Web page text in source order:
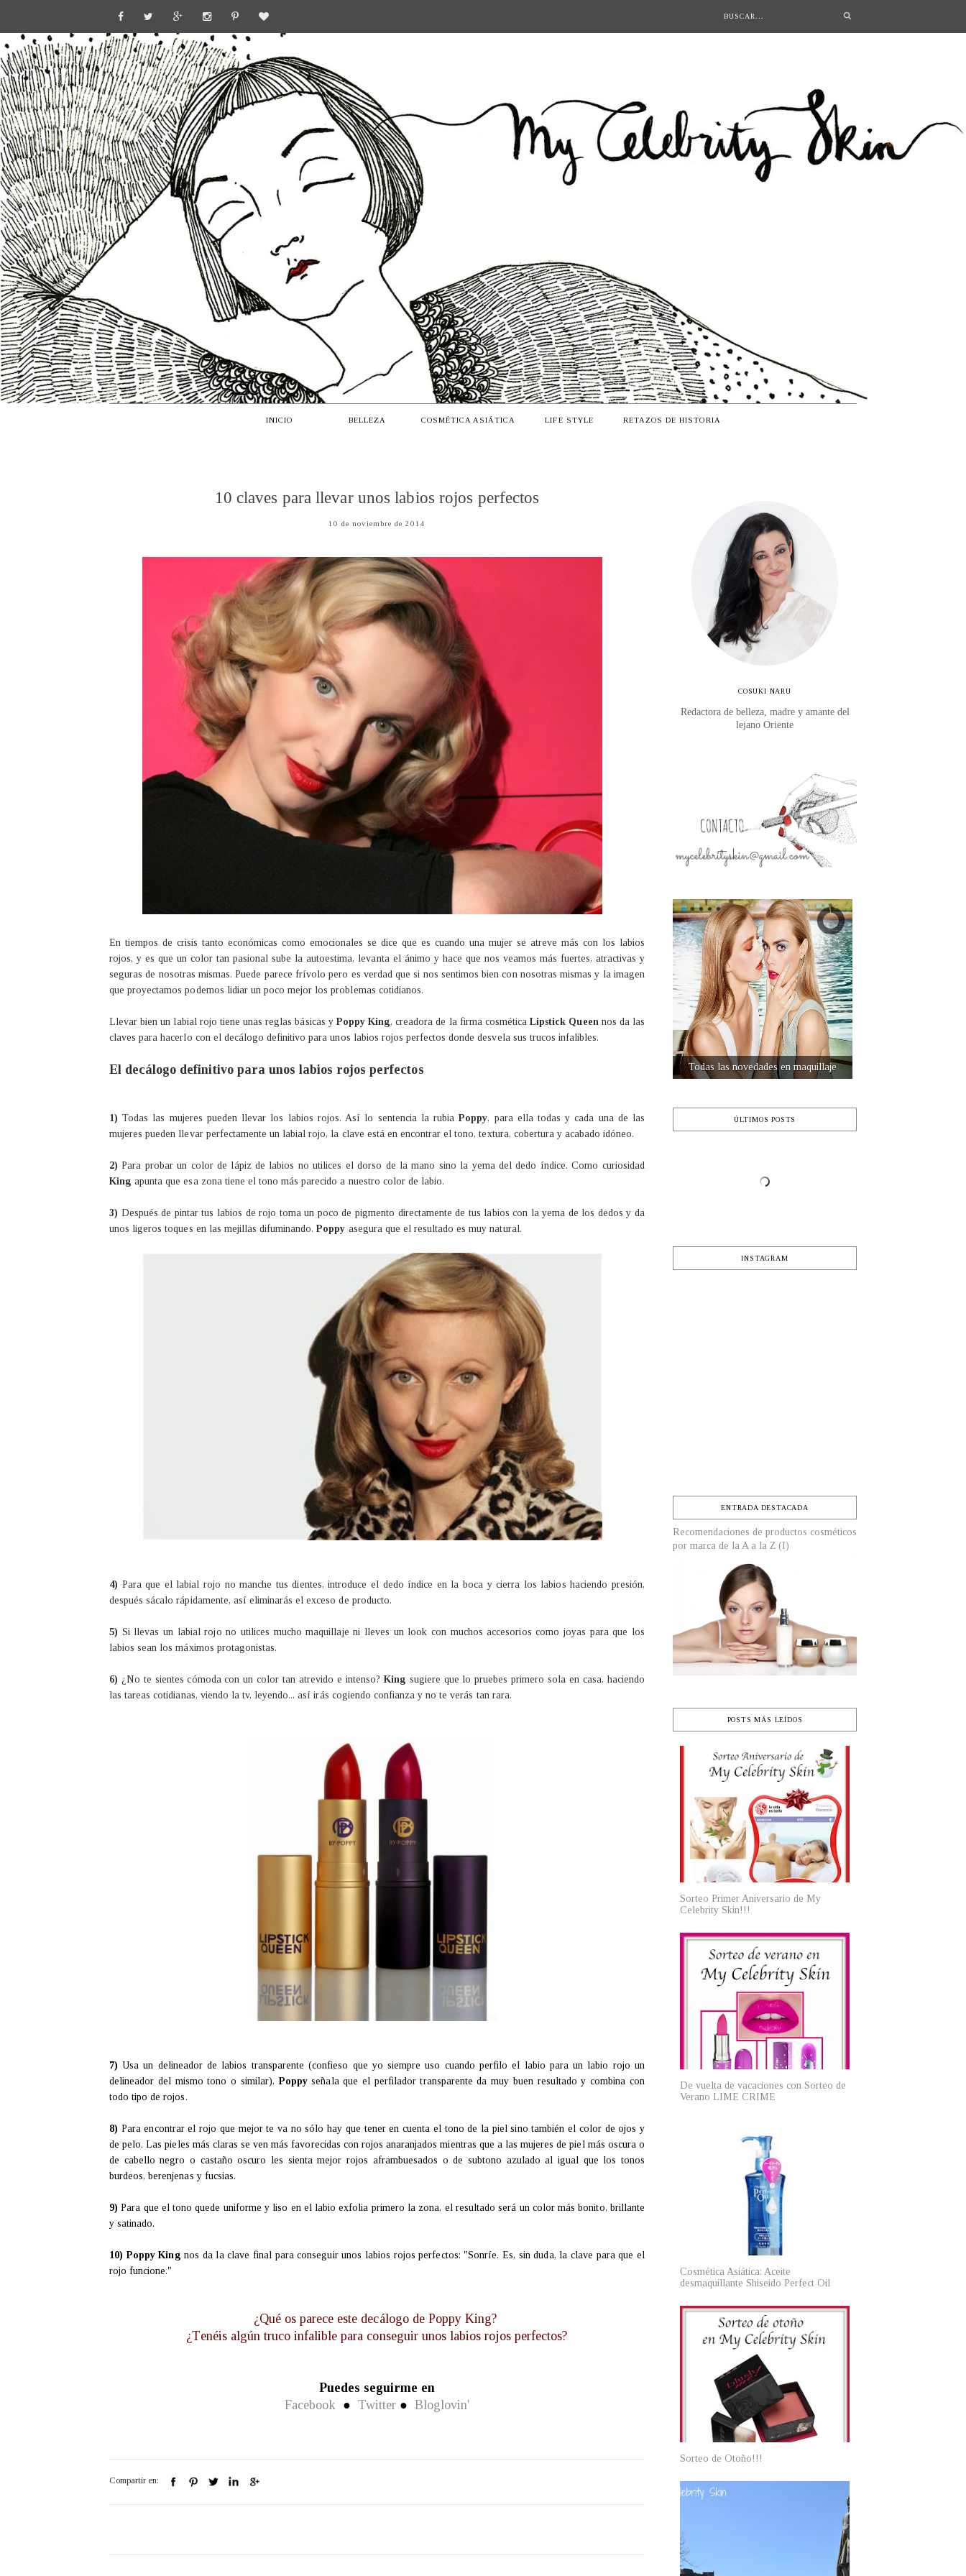
INICIO BELLEZA COSMÉTICA ASIÁTICA LIFE STYLE RETAZOS DE HISTORIA
10 claves para llevar unos labios rojos perfectos
10 de noviembre de 2014
En tiempos de crisis tanto económicas como emocionales se dice que es cuando una mujer se atreve más con los labios
rojos, y es que un color tan pasional sube la autoestima, levanta el ánimo y hace que nos veamos más fuertes, atractivas y
seguras de nosotras mismas. Puede parece frívolo pero es verdad que si nos sentimos bien con nosotras mismas y la imagen
que proyectamos podemos lidiar un poco mejor los problemas cotidianos.
Llevar bien un labial rojo tiene unas reglas básicas y Poppy King, creadora de la firma cosméticaLipstick Queennos da las
claves para hacerlo con el decálogo definitivo para unos labios rojos perfectos donde desvela sus trucos infalibles.
El decálogo definitivo para unos labios rojos perfectos
1) Todas las mujeres pueden llevar los labios rojos. Así lo sentencia la rubiaPoppy, para ella todas y cada una de las
mujeres pueden llevar perfectamente un labial rojo, la clave está en encontrar el tono, textura, cobertura y acabado idóneo.
2) Para probar un color de lápiz de labios no utilices el dorso de la mano sino la yema del dedo índice. Como curiosidad
King apunta que esa zona tiene el tono más parecido a nuestro color de labio.
3) Después de pintar tus labios de rojo toma un poco de pigmento directamente de tus labios con la yema de los dedos y da
unos ligeros toques en las mejillas difuminando.Poppy asegura que el resultado es muy natural.
4) Para que el labial rojo no manche tus dientes, introduce el dedo índice en la boca y cierra los labios haciendo presión,
después sácalo rápidamente, así eliminarás el exceso de producto.
5) Si llevas un labial rojo no utilices mucho maquillaje ni lleves un look con muchos accesorios como joyas para que los
labios sean los máximos protagonistas.
6) ¿No te sientes cómoda con un color tan atrevido e intenso? King sugiere que lo pruebes primero sola en casa, haciendo
las tareas cotidianas, viendo la tv, leyendo... así irás cogiendo confianza y no te verás tan rara.
7) Usa un delineador de labios transparente (confieso que yo siempre uso cuando perfilo el labio para un labio rojo un
delineador del mismo tono o similar),Poppyseñala que el perfilador transparente da muy buen resultado y combina con
todo tipo de rojos.
8) Para encontrar el rojo que mejor te va no sólo hay que tener en cuenta el tono de la piel sino también el color de ojos y
de pelo. Las pieles más claras se ven más favorecidas con rojos anaranjados mientras que a las mujeres de piel más oscura o
de cabello negro o castaño oscuro les sienta mejor rojos aframbuesados o de subtono azulado al igual que los tonos
burdeos, berenjenas y fucsias.
9) Para que el tono quede uniforme y liso en el labio exfolia primero la zona, el resultado será un color más bonito, brillante
y satinado.
10) Poppy King nos da la clave final para conseguir unos labios rojos perfectos: "Sonríe. Es, sin duda, la clave para que el
rojo funcione."
¿Qué os parece este decálogo de Poppy King?
¿Tenéis algún truco infalible para conseguir unos labios rojos perfectos?
Puedes seguirme en
Facebook ● Twitter ● Bloglovin'
Compartir en:
COSUKI NARU
Redactora de belleza, madre y amante del
lejano Oriente
Destinos de viaje
ÚLTIMOS POSTS
INSTAGRAM
ENTRADA DESTACADA
Recomendaciones de productos cosméticos
por marca de la A a la Z (I)
POSTS MÁS LEÍDOS
Sorteo Primer Aniversario de My
Celebrity Skin!!!
De vuelta de vacaciones con Sorteo de
Verano LIME CRIME
Cosmética Asiática: Aceite
desmaquillante Shiseido Perfect Oil
Sorteo de Otoño!!!